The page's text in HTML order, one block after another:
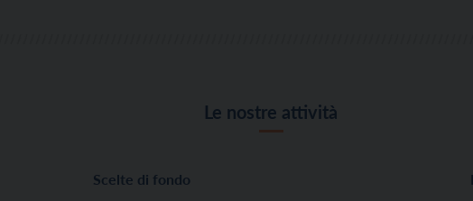
Le nostre attività
Scelte di fondo